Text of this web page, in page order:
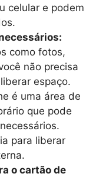
celular e podem
como fotos,
não precisa
espaço.
é uma área de
que pode
para liberar
o cartão de